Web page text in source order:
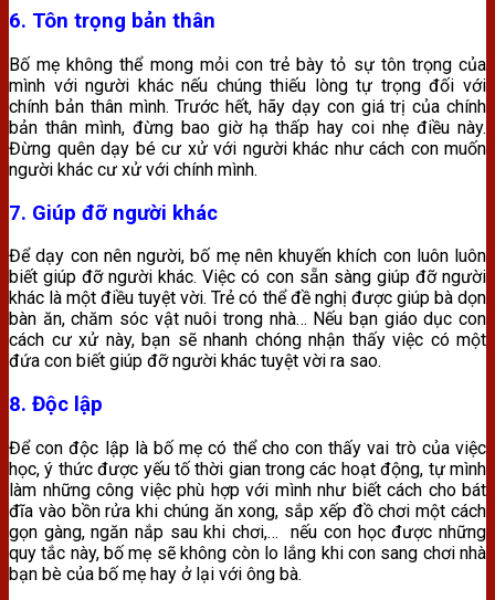
6. Tôn trọng bản thân
Bố mẹ không thể mong mỏi con trẻ bày tỏ sự tôn trọng của
mình với người khác nếu chúng thiếu lòng tự trọng đối với
chính bản thân mình. Trước hết, hãy dạy con giá trị của chính
bản thân mình, đừng bao giờ hạ thấp hay coi nhẹ điều này.
Đừng quên dạy bé cư xử với người khác như cách con muốn
người khác cư xử với chính mình.
7. Giúp đỡ người khác
Để dạy con nên người, bố mẹ nên khuyến khích con luôn luôn
biết giúp đỡ người khác. Việc có con sẵn sàng giúp đỡ người
khác là một điều tuyệt vời. Trẻ có thể đề nghị được giúp bà dọn
bàn ăn, chăm sóc vật nuôi trong nhà… Nếu bạn giáo dục con
cách cư xử này, bạn sẽ nhanh chóng nhận thấy việc có một
đứa con biết giúp đỡ người khác tuyệt vời ra sao.
8. Độc lập
Để con độc lập là bố mẹ có thể cho con thấy vai trò của việc
học, ý thức được yếu tố thời gian trong các hoạt động, tự mình
làm những công việc phù hợp với mình như biết cách cho bát
đĩa vào bồn rửa khi chúng ăn xong, sắp xếp đồ chơi một cách
gọn gàng, ngăn nắp sau khi chơi,… nếu con học được những
quy tắc này, bố mẹ sẽ không còn lo lắng khi con sang chơi nhà
bạn bè của bố mẹ hay ở lại với ông bà.